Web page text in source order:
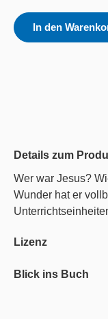
In den
Details zum
Wer war Jesus?
Wunder hat er
Lizenz
Blick ins Buch